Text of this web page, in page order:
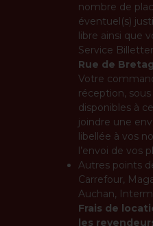
nombre de
éventuel(s)
libre ainsi que
Service
Rue de
Votre
réception,
disponibles à
joindre une
libellée à vos
l’envoi de vos
Autres points
Carrefour,
Auchan,
Frais de
les